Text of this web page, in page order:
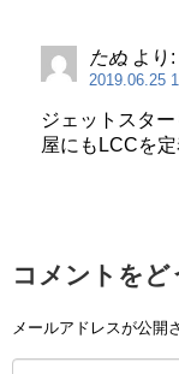
たぬ より:
2019.06.25
ジェットスタ
屋にもLCCを
コメントをど
メールアドレスが公開